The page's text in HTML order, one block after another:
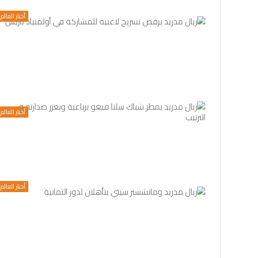
أخبار العالم
أخبار العالم
أخبار العالم